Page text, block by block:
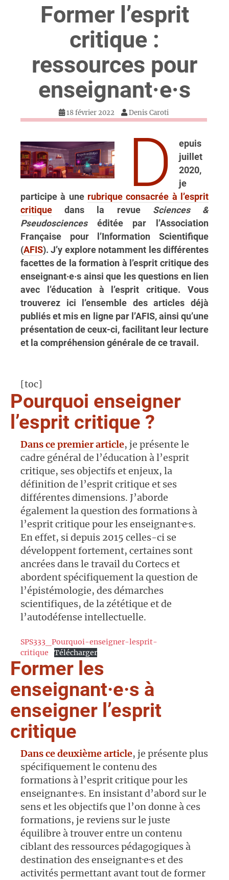
Former l’esprit
critique :
ressources pour
enseignant·e·s
18 février 2022 Denis Caroti
D
epuis
juillet
2020,
je
participe à une rubrique consacrée à l’esprit
critique dans la revue Sciences &
Pseudoscienceséditée par l’Association
Française pour l’Information Scientifique
(AFIS). J’y explore notamment les différentes
facettes de la formation à l’esprit critique des
enseignant·e·s ainsi que les questions en lien
avec l’éducation à l’esprit critique. Vous
trouverez ici l’ensemble des articles déjà
publiés et mis en ligne par l’AFIS, ainsi qu’une
présentation de ceux-ci, facilitant leur lecture
et la compréhension générale de ce travail.
[toc]
Pourquoi enseigner
l’esprit critique ?
Dans ce premier article, je présente le
cadre général de l’éducation à l’esprit
critique, ses objectifs et enjeux, la
définition de l’esprit critique et ses
différentes dimensions. J’aborde
également la question des formations à
l’esprit critique pour les enseignant·e·s.
En effet, si depuis 2015 celles-ci se
développent fortement, certaines sont
ancrées dans le travail du Cortecs et
abordent spécifiquement la question de
l’épistémologie, des démarches
scientifiques, de la zététique et de
l’autodéfense intellectuelle.
SPS333_Pourquoi-enseigner-lesprit-
critique
Télécharger
Former les
enseignant·e·s à
enseigner l’esprit
critique
Dans ce deuxième article, je présente plus
spécifiquement le contenu des
formations à l’esprit critique pour les
enseignant·e·s. En insistant d’abord sur le
sens et les objectifs que l’on donne à ces
formations, je reviens sur le juste
équilibre à trouver entre un contenu
ciblant des ressources pédagogiques à
destination des enseignant·e·s et des
activités permettant avant tout de former